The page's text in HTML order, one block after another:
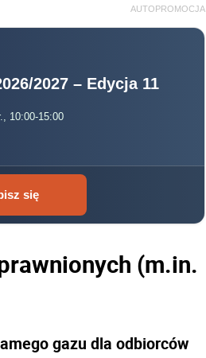
AUTOPROMOCJA
2027 – Edycja 11
10:00-15:00
się
(m.in.
gazu dla odbiorców